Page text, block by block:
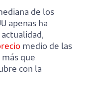
de los
apenas ha
medio de las
que
con la